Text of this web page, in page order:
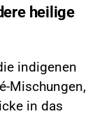
heilige
indigenen
Mischungen,
in das